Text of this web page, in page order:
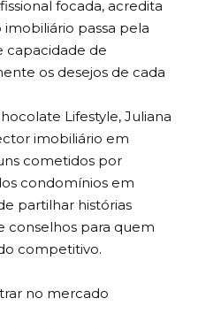
focada, acredita
passa pela
capacidade de
os desejos de cada
Lifestyle, Juliana
imobiliário em
cometidos por
condomínios em
partilhar histórias
conselhos para quem
competitivo.
no mercado